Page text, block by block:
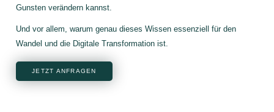
Gunsten verändern kannst.
Und vor allem, warum genau dieses Wissen essenziell für den
Wandel und die Digitale Transformation ist.
JETZT ANFRAGEN